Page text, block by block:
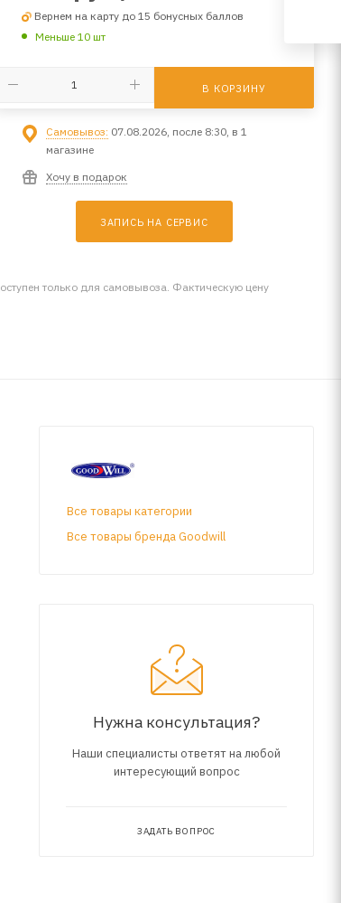
Вернем на карту до 15 бонусных баллов
Меньше 10 шт
В КОРЗИНУ
Самовывоз: 07.08.2026, после 8:30, в 1
магазине
Хочу в подарок
ЗАПИСЬ НА СЕРВИС
только для самовывоза. Фактическую цену
Все товары категории
Все товары бренда Goodwill
Нужна консультация?
Наши специалисты ответят на любой
интересующий вопрос
ЗАДАТЬ ВОПРОС